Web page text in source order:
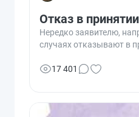
Отказ в
Нередко заявителю,
случаях отказывают в
17 401